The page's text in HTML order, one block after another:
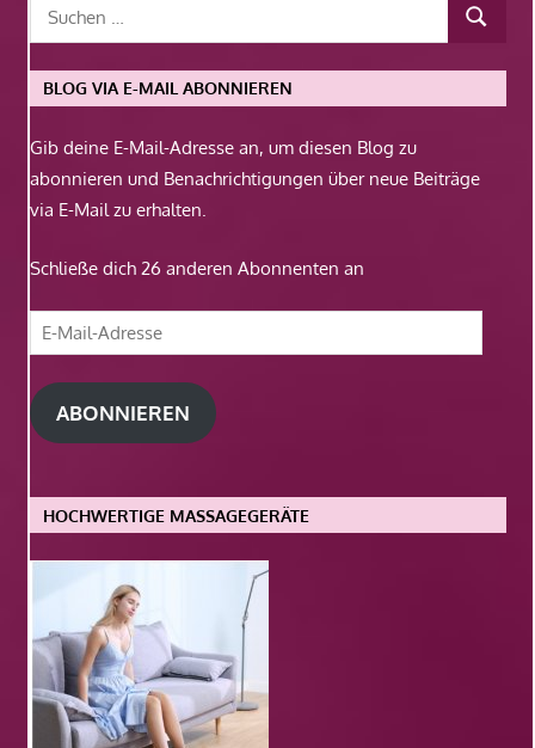
BLOG VIA E-MAIL ABONNIEREN
Gib deine E-Mail-Adresse an, um diesen Blog zu
abonnieren und Benachrichtigungen über neue Beiträge
via E-Mail zu erhalten.
Schließe dich 26 anderen Abonnenten an
E-
Mail-
Adresse
ABONNIEREN
HOCHWERTIGE MASSAGEGERÄTE